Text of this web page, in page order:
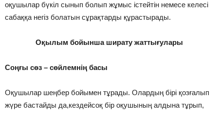
оқушылар бүкіл сынып болып жұмыс істейтін немесе келесі
сабаққа негіз болатын сұрақтарды құрастырады.
Оқылым бойынша ширату жаттығулары
Соңғы сөз – сөйлемнің басы
Оқушылар шеңбер бойымен тұрады. Олардың бірі қозғалып
жүре бастайды да,кездейсоқ бір оқушының алдына тұрып,